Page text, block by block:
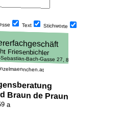
Text Stich­worte
Braun de Praun
a